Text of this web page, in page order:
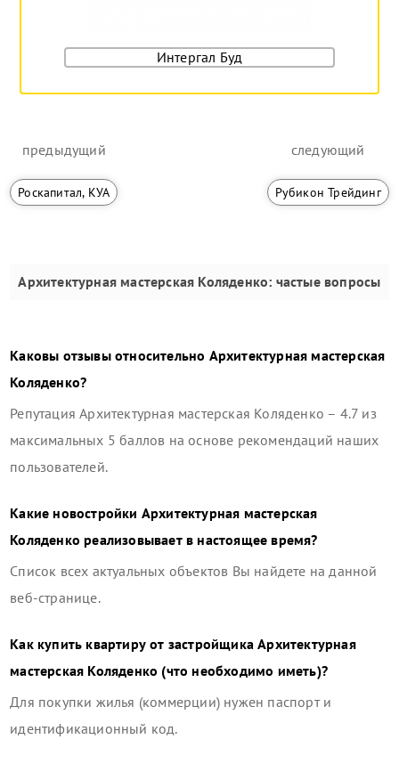
Интергал Буд
предыдущий
Роскапитал, КУА
следующий
Рубикон Трейдинг
Архитектурная мастерская Коляденко: частые вопросы
Каковы отзывы относительно Архитектурная мастерская
Коляденко?
РепутацияАрхитектурная мастерская Коляденко – 4.7 из
максимальных 5 баллов на основе рекомендаций наших
пользователей.
Какие новостройки Архитектурная мастерская
Коляденко реализовывает в настоящее время?
Список всех актуальных объектов Вы найдете на данной
веб-странице.
Как купить квартиру от застройщикаАрхитектурная
мастерская Коляденко (что необходимо иметь)?
Для покупки жилья (коммерции) нужен паспорт и
идентификационный код.